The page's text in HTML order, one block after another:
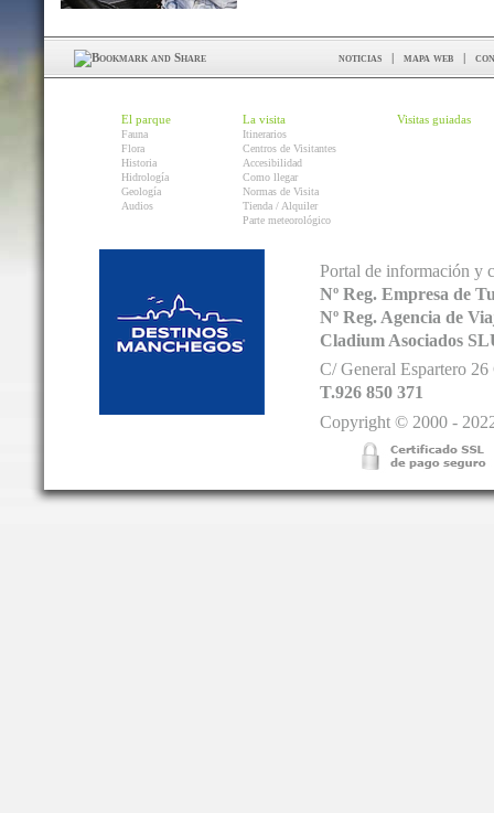
noticias | mapa web |
El parque
Fauna
Flora
Historia
Hidrología
Geología
Audios
La visita
Itinerarios
Centros de Visitantes
Accesibilidad
Como llegar
Normas de Visita
Tienda / Alquiler
Parte meteorológico
Visitas guiadas
Portal de información y
Nº Reg. Empresa de
Nº Reg. Agencia de
Cladium Asociados
C/ General Espartero
T.926 850 371
Copyright © 2000 -